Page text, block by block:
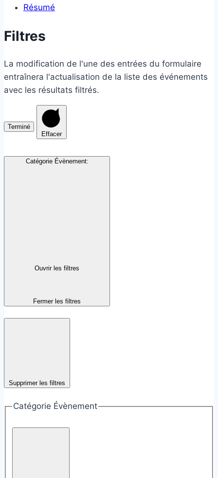
Résumé
Filtres
La modification de l'une des entrées du formulaire
entraînera l'actualisation de la liste des événements
avec les résultats filtrés.
Terminé
Effacer
Catégorie Évènement:
Ouvrir les filtres
Fermer les filtres
Supprimer les filtres
Catégorie Évènement